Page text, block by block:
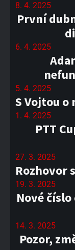
8. 4. 2025
První
6. 4. 2025
5. 4. 2025
S Vojtou o
1. 4. 2025
PTT
27. 3. 2025
Rozhovor
19. 3. 2025
Nové
14. 3. 2025
Pozor,